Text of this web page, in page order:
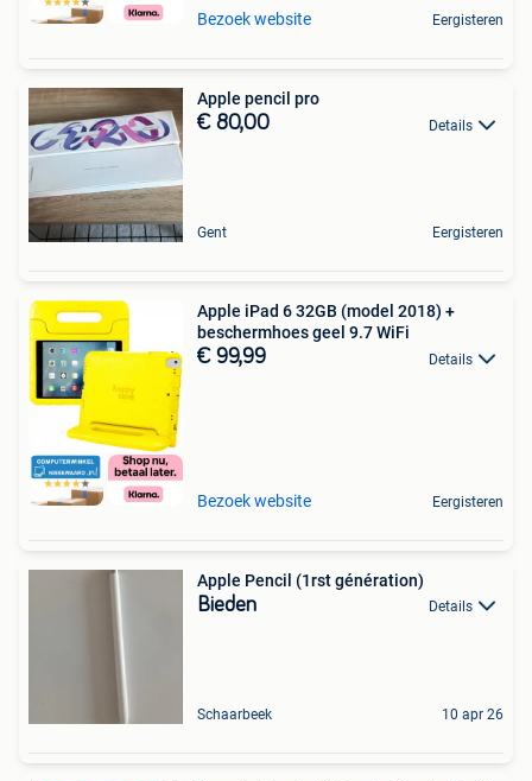
Bezoek website Eergisteren
Apple pencil pro
€ 80,00 Details
Gent Eergisteren
Apple iPad 6 32GB (model 2018) +
beschermhoes geel 9.7 WiFi
€ 99,99 Details
Bezoek website Eergisteren
Apple Pencil (1rst génération)
Bieden Details
Schaarbeek 10 apr 26